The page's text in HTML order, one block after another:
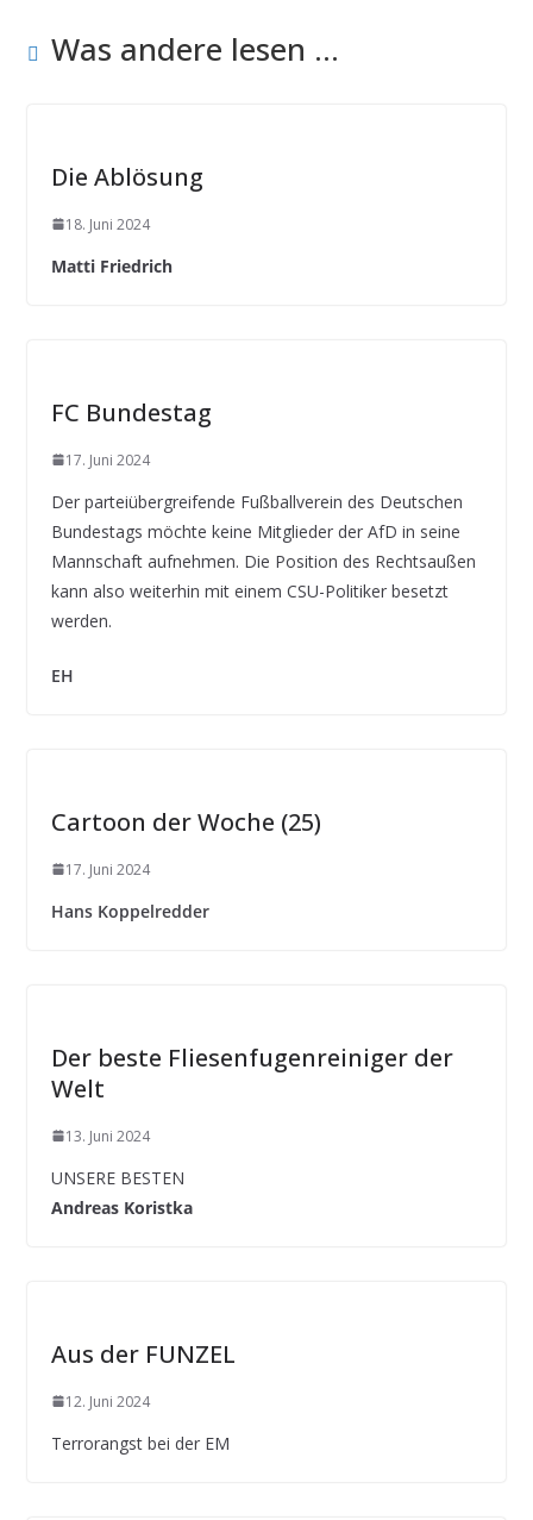
Was andere lesen ...
Die Ablösung
18. Juni 2024
Matti Friedrich
FC Bundestag
17. Juni 2024
Der parteiübergreifende Fußballverein des Deutschen
Bundestags möchte keine Mitglieder der AfD in seine
Mannschaft aufnehmen. Die Position des Rechtsaußen
kann also weiterhin mit einem CSU-Politiker besetzt
werden.
EH
Cartoon der Woche (25)
17. Juni 2024
Hans Koppelredder
Der beste Fliesenfugenreiniger der
Welt
13. Juni 2024
UNSERE BESTEN
Andreas Koristka
Aus der FUNZEL
12. Juni 2024
Terrorangst bei der EM